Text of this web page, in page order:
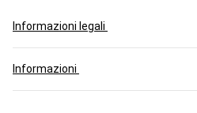
Informazioni legali
Informazioni